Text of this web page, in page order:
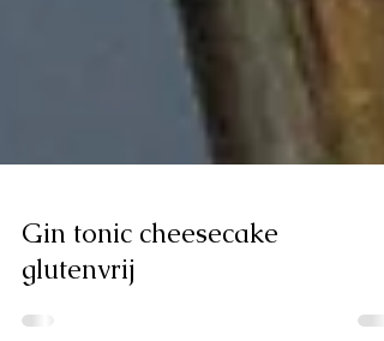
Gin tonic cheesecake
glutenvrij